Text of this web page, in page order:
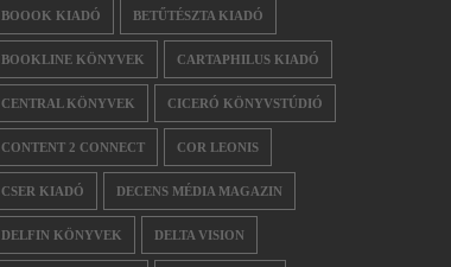
BOOOK KIADÓ BETŰTÉSZTA KIADÓ
BOOKLINE KÖNYVEK CARTAPHILUS KIADÓ
CENTRAL KÖNYVEK CICERÓ KÖNYVSTÚDIÓ
CONTENT 2 CONNECT COR LEONIS
CSER KIADÓ DECENS MÉDIA MAGAZIN
DELFIN KÖNYVEK DELTA VISION